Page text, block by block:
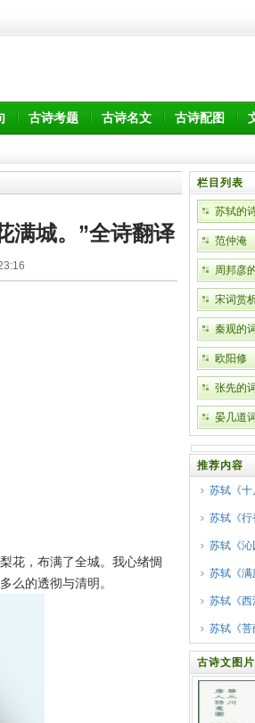
古诗考题 古诗名文 古诗配图
满城。”全诗翻译
花，布满了全城。我心绪惆
么的透彻与清明。
栏目列表
苏轼的
范仲淹
周邦彦
宋词赏
秦观的
欧阳修
张先的词
晏几道
推荐内容
苏轼《十
苏轼《行
苏轼《沁
苏轼《满
苏轼《西
苏轼《菩
古诗文图